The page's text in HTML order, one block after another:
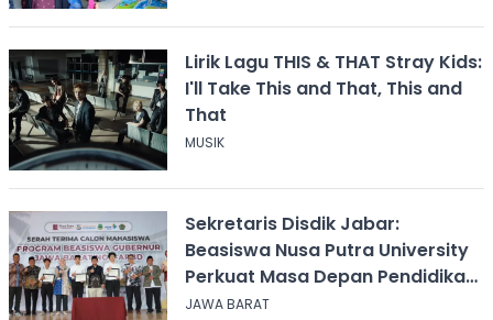
Lirik Lagu THIS & THAT Stray Kids:
I'll Take This and That, This and
That
MUSIK
Sekretaris Disdik Jabar:
Beasiswa Nusa Putra University
Perkuat Masa Depan Pendidikan
Jawa Barat
JAWA BARAT